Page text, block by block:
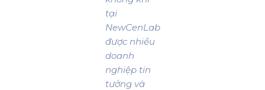
tại
NewCenLab
được nhiều
doanh
nghiệp tin
tưởng và